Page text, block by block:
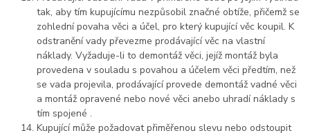
tak, aby tím kupujícímu nezpůsobil značné obtíže, přičemž se
zohlední povaha věci a účel, pro který kupující věc koupil. K
odstranění vady převezme prodávající věc na vlastní
náklady. Vyžaduje-li to demontáž věci, jejíž montáž byla
provedena v souladu s povahou a účelem věci předtím, než
se vada projevila, prodávající provede demontáž vadné věci
a montáž opravené nebo nové věci anebo uhradí náklady s
tím spojené .
Kupující může požadovat přiměřenou slevu nebo odstoupit